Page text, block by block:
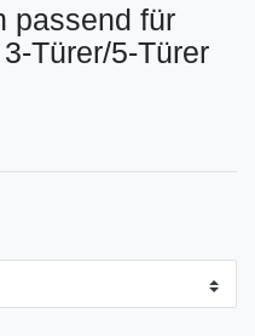
passend für
Türer/5-Türer